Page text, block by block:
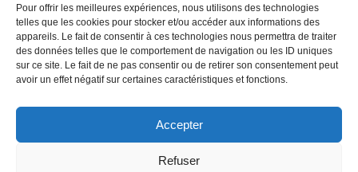
Pour offrir les meilleures expériences, nous utilisons des technologies
telles que les cookies pour stocker et/ou accéder aux informations des
appareils. Le fait de consentir à ces technologies nous permettra de traiter
des données telles que le comportement de navigation ou les ID uniques
sur ce site. Le fait de ne pas consentir ou de retirer son consentement peut
avoir un effet négatif sur certaines caractéristiques et fonctions.
Accepter
Refuser
© 2018 - Tous droits réservés - Site web réalisé par Angela MADRID